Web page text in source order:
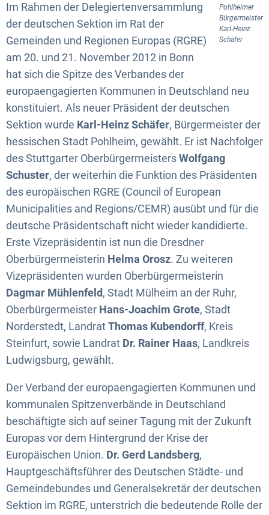
Pohlheimer
Bürgermeister
Karl-Heinz
Schäfer
Im Rahmen der Delegiertenversammlung
der deutschen Sektion im Rat der
Gemeinden und Regionen Europas (RGRE)
am 20. und 21. November 2012 in Bonn
hat sich die Spitze des Verbandes der
europaengagierten Kommunen in Deutschland neu
konstituiert. Als neuer Präsident der deutschen
Sektion wurde Karl-Heinz Schäfer, Bürgermeister der
hessischen Stadt Pohlheim, gewählt. Er ist Nachfolger
des Stuttgarter OberbürgermeistersWolfgang
Schuster, der weiterhin die Funktion des Präsidenten
des europäischen RGRE (Council of European
Municipalities and Regions/CEMR) ausübt und für die
deutsche Präsidentschaft nicht wieder kandidierte.
Erste Vizepräsidentin ist nun die Dresdner
Oberbürgermeisterin Helma Orosz. Zu weiteren
Vizepräsidenten wurden Oberbürgermeisterin
Dagmar Mühlenfeld, Stadt Mülheim an der Ruhr,
Oberbürgermeister Hans-Joachim Grote, Stadt
Norderstedt, LandratThomas Kubendorff, Kreis
Steinfurt, sowie Landrat Dr. Rainer Haas, Landkreis
Ludwigsburg, gewählt.
Der Verband der europaengagierten Kommunen und
kommunalen Spitzenverbände in Deutschland
beschäftigte sich auf seiner Tagung mit der Zukunft
Europas vor dem Hintergrund der Krise der
Europäischen Union. Dr. Gerd Landsberg,
Hauptgeschäftsführer des Deutschen Städte- und
Gemeindebundes und Generalsekretär der deutschen
Sektion im RGRE, unterstrich die bedeutende Rolle der